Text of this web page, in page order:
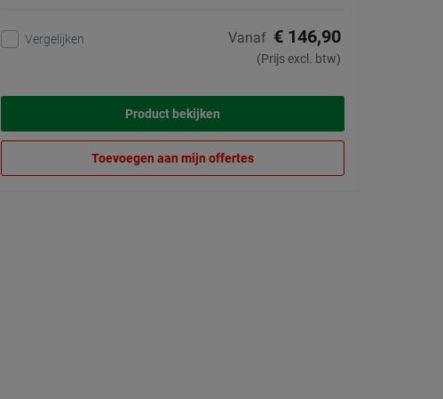
Vergelijken Vanaf € 146,90
(Prijs excl. btw)
Product bekijken
Toevoegen aan mijn offertes